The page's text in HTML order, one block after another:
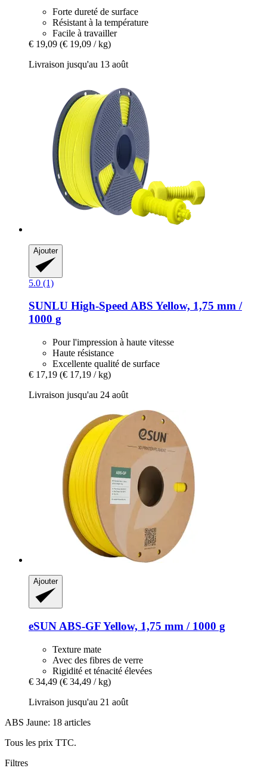
Forte dureté de surface
Résistant à la température
Facile à travailler
€ 19,09 (€ 19,09 / kg)
Livraison jusqu'au 13 août
Ajouter
5.0 (1)
SUNLU High-​Speed ABS Yellow, 1,75 mm /
1000 g
Pour l'impression à haute vitesse
Haute résistance
Excellente qualité de surface
€ 17,19 (€ 17,19 / kg)
Livraison jusqu'au 24 août
Ajouter
eSUN ABS-​GF Yellow, 1,75 mm / 1000 g
Texture mate
Avec des fibres de verre
Rigidité et ténacité élevées
€ 34,49 (€ 34,49 / kg)
Livraison jusqu'au 21 août
ABS Jaune: 18 articles
Tous les prix TTC.
Filtres